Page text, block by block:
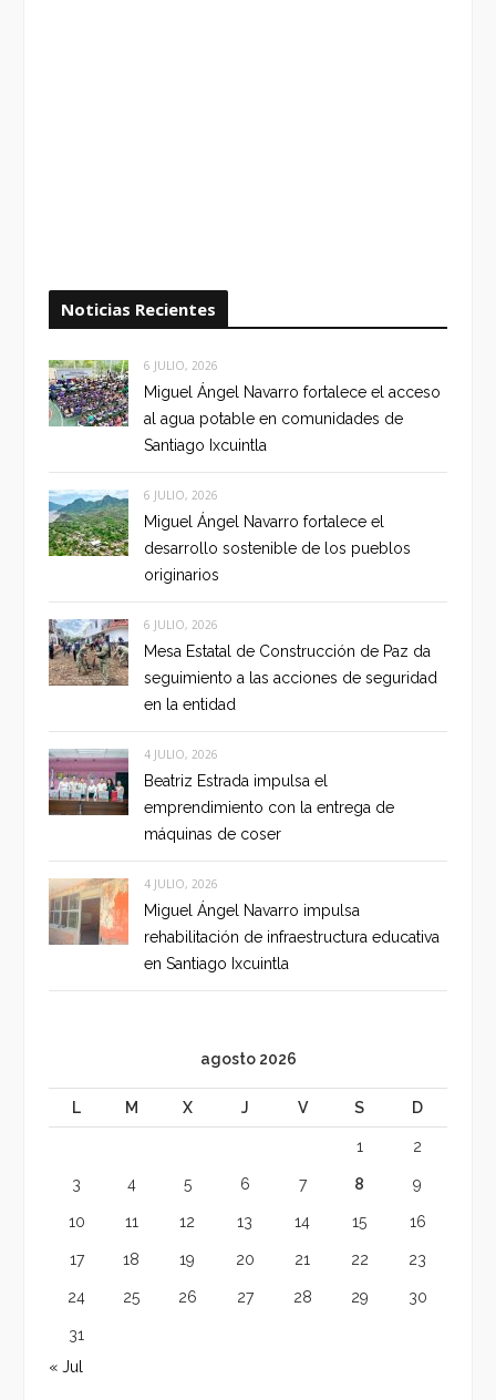
Noticias Recientes
6 JULIO, 2026
Miguel Ángel Navarro fortalece el acceso
al agua potable en comunidades de
Santiago Ixcuintla
6 JULIO, 2026
Miguel Ángel Navarro fortalece el
desarrollo sostenible de los pueblos
originarios
6 JULIO, 2026
Mesa Estatal de Construcción de Paz da
seguimiento a las acciones de seguridad
en la entidad
4 JULIO, 2026
Beatriz Estrada impulsa el
emprendimiento con la entrega de
máquinas de coser
4 JULIO, 2026
Miguel Ángel Navarro impulsa
rehabilitación de infraestructura educativa
en Santiago Ixcuintla
agosto 2026
L M X J V S D
1 2
3 4 5 6 7 8 9
10 11 12 13 14 15 16
17 18 19 20 21 22 23
24 25 26 27 28 29 30
31
« Jul